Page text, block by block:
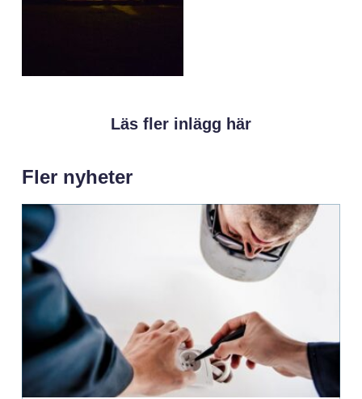
Läs fler inlägg här
Fler nyheter